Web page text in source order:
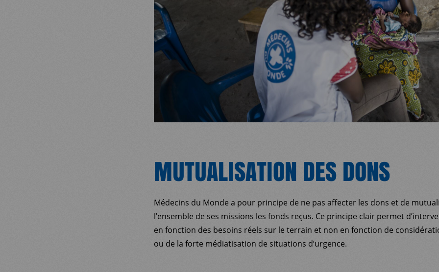
MUTUALISATION DES DONS
Médecins du Monde a pour principe de ne pas affecter les dons et de
l’ensemble de ses missions les fonds reçus. Ce principe clair permet
en fonction des besoins réels sur le terrain et non en fonction de
ou de la forte médiatisation de situations d’urgence.